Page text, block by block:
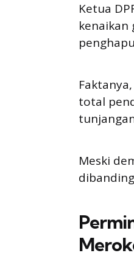
Ketua
kenaikan
total
Meski